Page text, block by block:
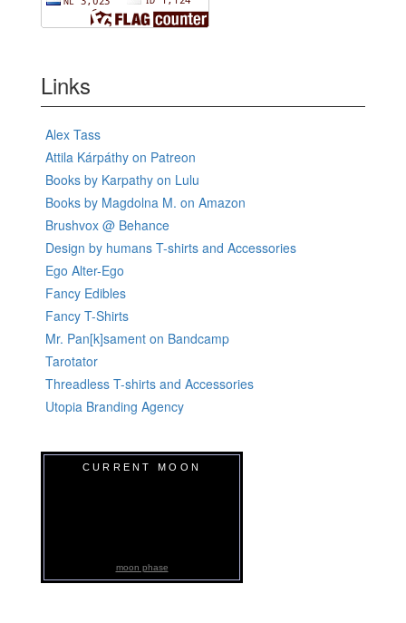
Links
Alex Tass
Attila Kárpáthy on Patreon
Books by Karpathy on Lulu
Books by Magdolna M. on Amazon
Brushvox @ Behance
Design by humans T-shirts and Accessories
Ego Alter-Ego
Fancy Edibles
Fancy T-Shirts
Mr. Pan[k]sament on Bandcamp
Tarotator
Threadless T-shirts and Accessories
Utopia Branding Agency
CURRENT MOON
moon phase